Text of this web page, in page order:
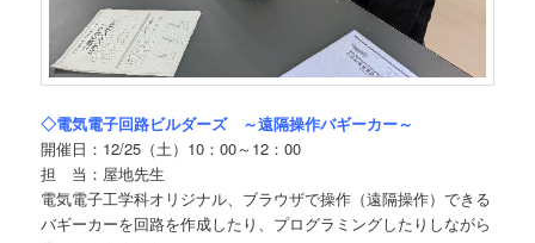
◇電気電子回路ビルダーズ ～遠隔操作バギーカー～
開催日：12/25（土）10：00～12：00
担 当：屋地先生
電気電子工学科オリジナル、ブラウザで操作（遠隔操作）できる
バギーカーを回路を作成したり、プログラミングしたりしながら